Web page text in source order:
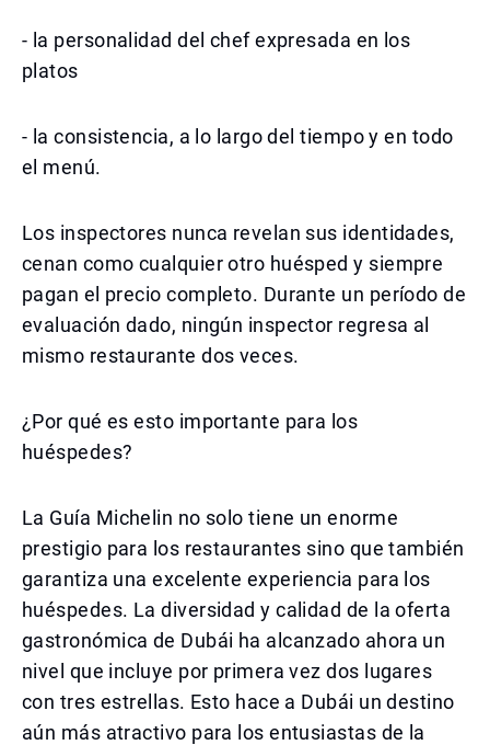
- la personalidad del chef expresada en los
platos
- la consistencia, a lo largo del tiempo y en todo
el menú.
Los inspectores nunca revelan sus identidades,
cenan como cualquier otro huésped y siempre
pagan el precio completo. Durante un período de
evaluación dado, ningún inspector regresa al
mismo restaurante dos veces.
¿Por qué es esto importante para los
huéspedes?
La Guía Michelin no solo tiene un enorme
prestigio para los restaurantes sino que también
garantiza una excelente experiencia para los
huéspedes. La diversidad y calidad de la oferta
gastronómica de Dubái ha alcanzado ahora un
nivel que incluye por primera vez dos lugares
con tres estrellas. Esto hace a Dubái un destino
aún más atractivo para los entusiastas de la